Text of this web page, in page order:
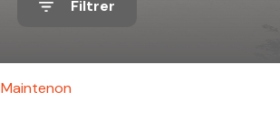
Filtrer
Maintenon